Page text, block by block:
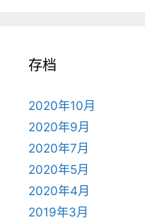
存档
2020年10月
2020年9月
2020年7月
2020年5月
2020年4月
2019年3月